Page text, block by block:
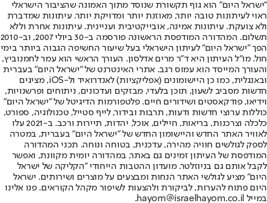
"ישראל היום" הוא גוף תקשורת שנוסד מתוך האמונה שהציבור הישראלי
ראוי לעיתונות טובה יותר, מאוזנת יותר ומדויקת יותר. עיתונות שמדברת
ולא צועקת. עיתונות אמינה, אובייקטיבית ועניינית. עיתונות אחרת וללא
תשלום. המהדורה המודפסת הראשונה פורסמה ב-30 ביולי 2007, וב-2010
הפך "ישראל היום" לעיתון הישראלי בעל שיעור החשיפה הגבוה ביותר בימי
חול. מו"ל העיתון היא ד"ר מרים אדלסון. העורך הראשי הוא עמר לחמנוביץ,
והעורך המייסד הוא עמוס רגב. אתרי האינטרנט של "ישראל היום" בעברית
ובאנגלית, כמו כן היישומונים (אפליקציות) לאנדרואיד ול-iOS, מציגים
חדשות מסביב לשעון, תוכן בלעדי, מבזקים ועדכונים, ניתוחים ופרשנויות,
וידיאו, פודקאסטים ושידורים חיים. פלטפורמות הדיגיטל של "ישראל היום"
כוללות ערוצי חדשות ודעות, תרבות ובידור, לייף סטייל, טכנולוגיה, ספורט,
כלכלה וצרכנות, בריאות, חיילים, אוכל, יהדות, תיירות ורכב. ב-2021 עלו
לאוויר האתר החדש והיישומון החדש של "ישראל היום" בעברית, במטרה
לספק לגולשים חוויה מהירה, עדכנית, בטוחה ונוחה. תכני המהדורה
המודפסת של העיתון זמינים גם באתר, במהדורה יומית מקוונת, ואפשר
לקבל אותם גם בניוזלטר. מועדון ההטבות הייחודי "הקליקה של ישראל
היום" מציע לגולשי האתר הנחות ומבצעים על מוצרים ושירותים. ישראל
היום פתוח להערות, לביקורת ולהצעות לשיפור מקהל הקוראים. פנו אלינו
במייל hayom@israelhayom.co.il.